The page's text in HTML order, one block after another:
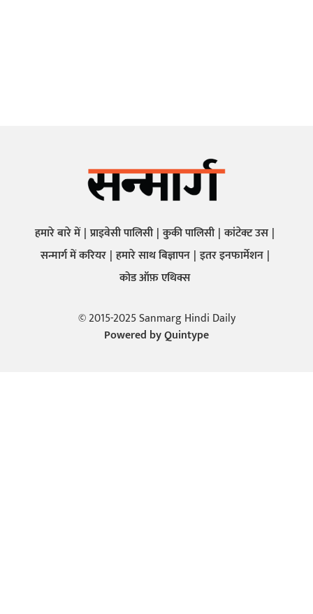
हमारे बारे में प्राइवेसी पालिसी कुकी पालिसी कांटेक्ट उस
सन्मार्ग में करियर हमारे साथ बिज्ञापन इतर इनफार्मेशन
कोड ऑफ़ एथिक्स
© 2015-2025 Sanmarg Hindi Daily
Powered byQuintype